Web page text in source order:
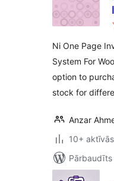
Ni One Page
System For
option to
stock for
Anzar
10+